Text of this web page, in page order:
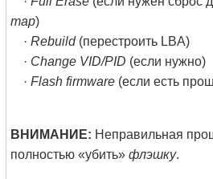
map)
·Rebuild(перестроить LBA)
· Change VID/PID (если нужно)
·Flash firmware (если есть
ВНИМАНИЕ: Неправильная
полностью «убить»флэшку.